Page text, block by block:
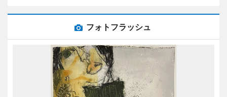
フォトフラッシュ